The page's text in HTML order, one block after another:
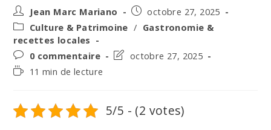
Auteur/autrice
de
la
publication :
Jean Marc Mariano
Post
published:
octobre 27, 2025
Post
category:
Culture & Patrimoine / Gastronomie &
recettes locales
Post
comments:
0 commentaire
Postoctobre 27, 2025
Temps11 min de lecture
5/5 - (2 votes)